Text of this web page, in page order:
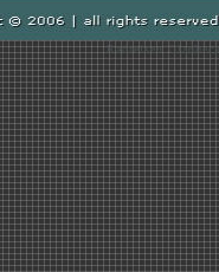
Radreisen